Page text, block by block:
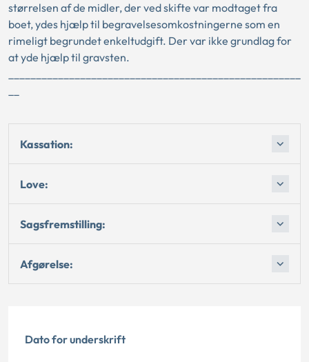
størrelsen af de midler, der ved skifte var modtaget fra
boet, ydes hjælp til begravelsesomkostningerne som en
rimeligt begrundet enkeltudgift. Der var ikke grundlag for
at yde hjælp til gravsten.
Kassation:
Love:
Sagsfremstilling:
Afgørelse:
Dato for underskrift